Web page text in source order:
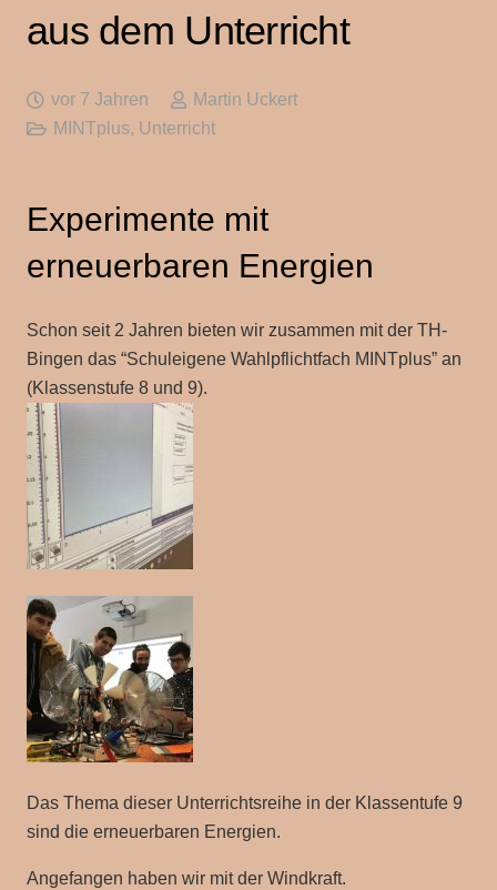
aus dem Unterricht
vor 7 Jahren
Martin Uckert
MINTplus, Unterricht
Experimente mit
erneuerbaren Energien
Schon seit 2 Jahren bieten wir zusammen mit der TH-
Bingen das “Schuleigene Wahlpflichtfach MINTplus” an
(Klassenstufe 8 und 9).
Das Thema dieser Unterrichtsreihe in der Klassentufe 9
sind die erneuerbaren Energien.
Angefangen haben wir mit der Windkraft.